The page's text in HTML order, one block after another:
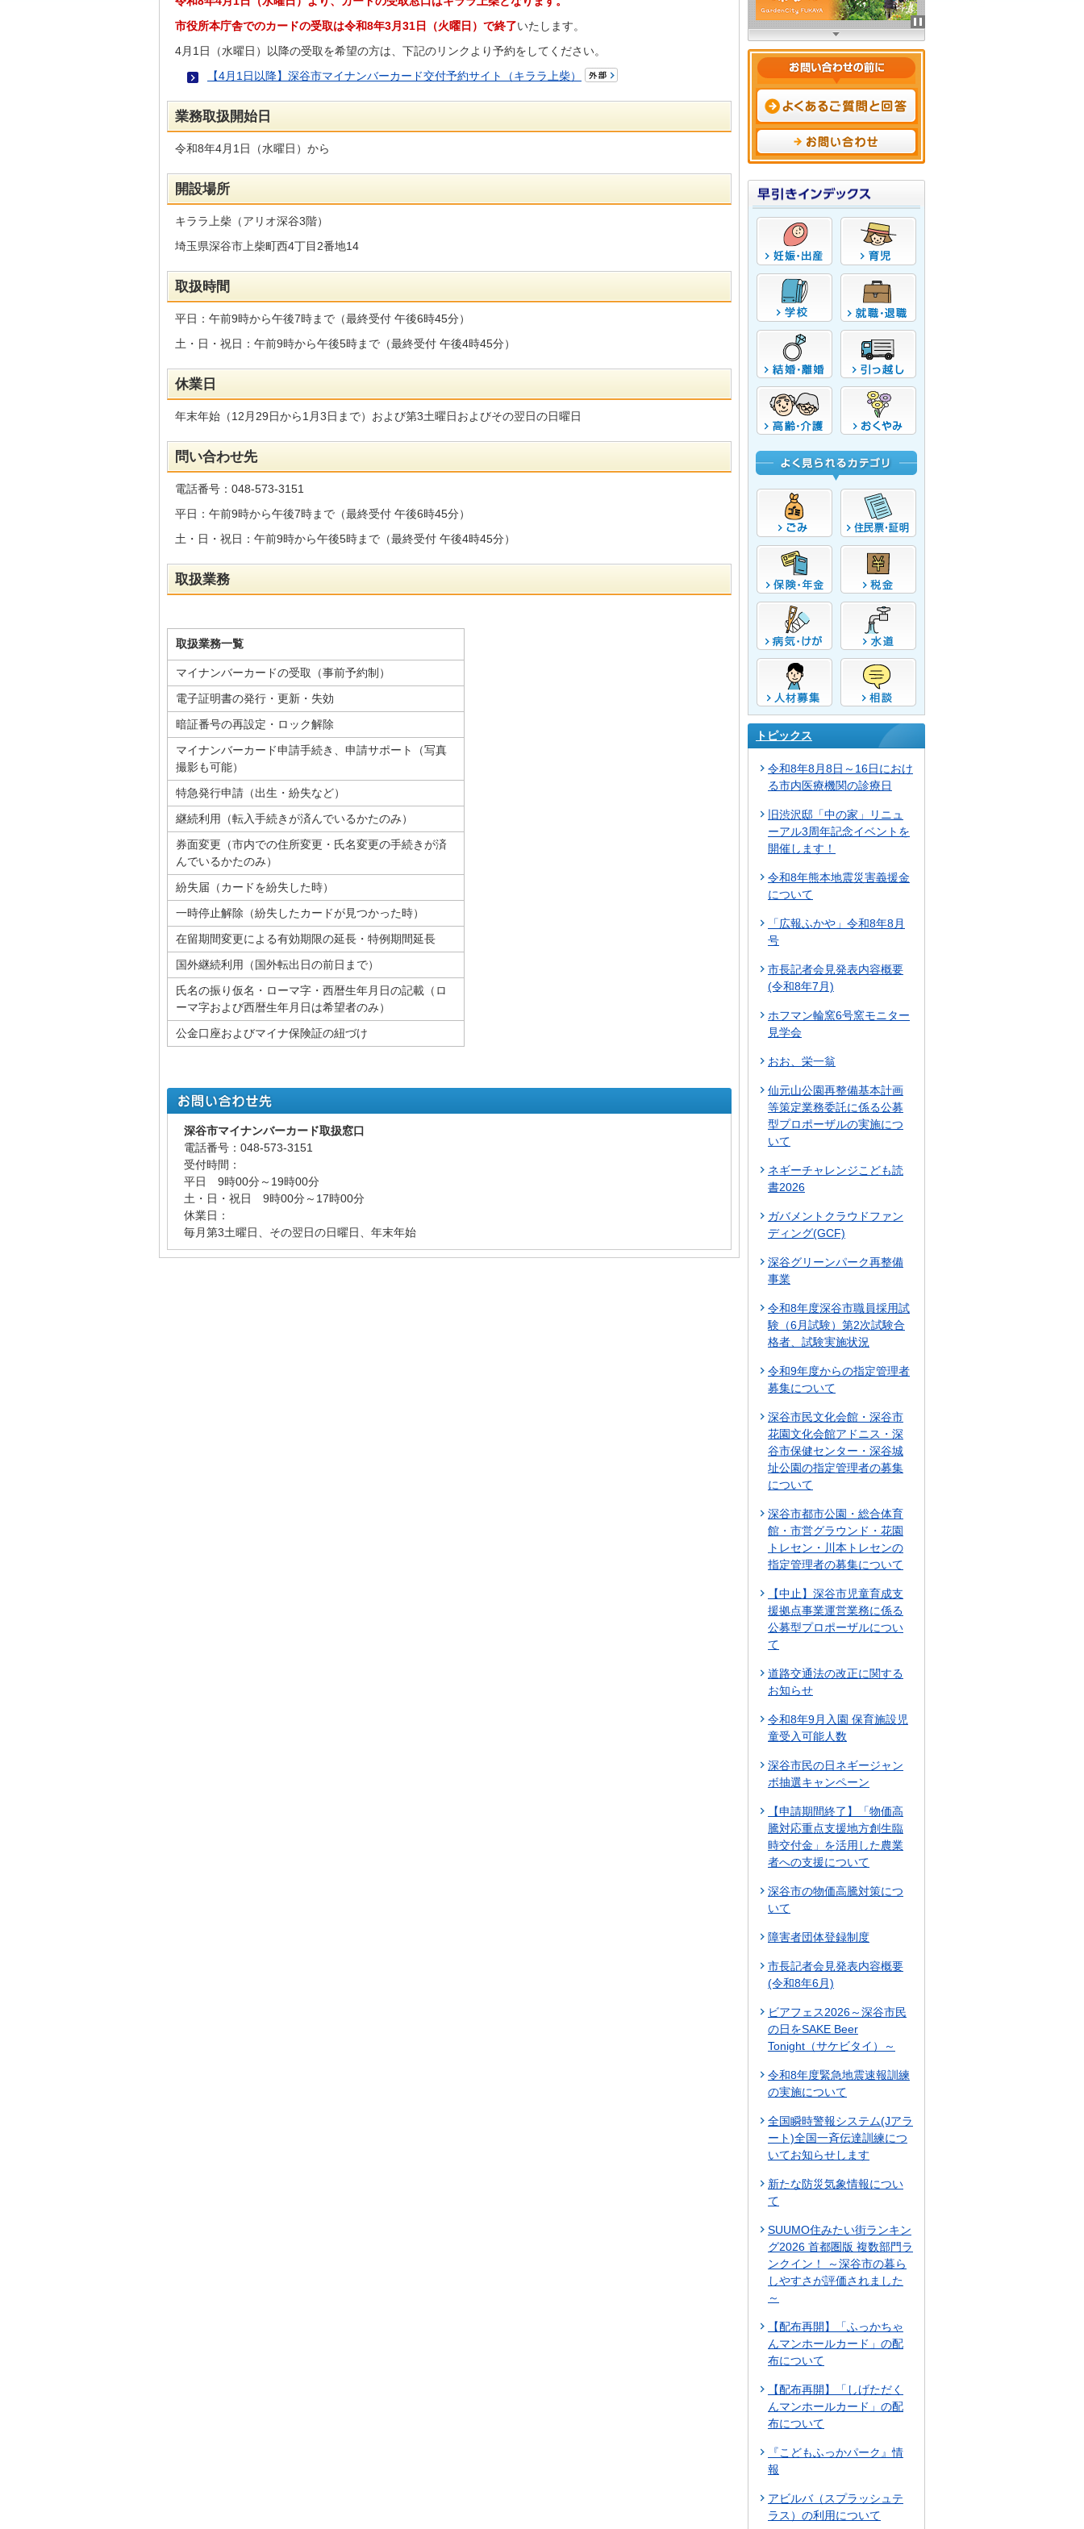
市役所本庁舎でのカードの受取は令和8年3月31日（火曜日）で終了いたします。
4月1日（水曜日）以降の受取を希望の方は、下記のリンクより予約をしてください。
【4月1日以降】深谷市マイナンバーカード交付予約サイト（キララ上柴）
業務取扱開始日
令和8年4月1日（水曜日）から
開設場所
キララ上柴（アリオ深谷3階）
埼玉県深谷市上柴町西4丁目2番地14
取扱時間
平日：午前9時から午後7時まで（最終受付 午後6時45分）
土・日・祝日：午前9時から午後5時まで（最終受付 午後4時45分）
休業日
年末年始（12月29日から1月3日まで）および第3土曜日およびその翌日の日曜日
問い合わせ先
電話番号：048-573-3151
平日：午前9時から午後7時まで（最終受付 午後6時45分）
土・日・祝日：午前9時から午後5時まで（最終受付 午後4時45分）
取扱業務
取扱業務一覧
マイナンバーカードの受取（事前予約制）
電子証明書の発行・更新・失効
暗証番号の再設定・ロック解除
マイナンバーカード申請手続き、申請サポート（写真
撮影も可能）
特急発行申請（出生・紛失など）
継続利用（転入手続きが済んでいるかたのみ）
券面変更（市内での住所変更・氏名変更の手続きが済
んでいるかたのみ）
紛失届（カードを紛失した時）
一時停止解除（紛失したカードが見つかった時）
在留期間変更による有効期限の延長・特例期間延長
国外継続利用（国外転出日の前日まで）
氏名の振り仮名・ローマ字・西暦生年月日の記載（ロ
ーマ字および西暦生年月日は希望者のみ）
公金口座およびマイナ保険証の紐づけ
深谷市マイナンバーカード取扱窓口
電話番号：048-573-3151
受付時間：
平日 9時00分～19時00分
土・日・祝日 9時00分～17時00分
休業日：
毎月第3土曜日、その翌日の日曜日、年末年始
トピックス
令和8年8月8日～16日におけ
る市内医療機関の診療日
旧渋沢邸「中の家」リニュ
ーアル3周年記念イベントを
開催します！
令和8年熊本地震災害義援金
について
「広報ふかや」令和8年8月
号
市長記者会見発表内容概要
(令和8年7月)
ホフマン輪窯6号窯モニター
見学会
おお、栄一翁
仙元山公園再整備基本計画
等策定業務委託に係る公募
型プロポーザルの実施につ
いて
ネギーチャレンジこども読
書2026
ガバメントクラウドファン
ディング(GCF)
深谷グリーンパーク再整備
事業
令和8年度深谷市職員採用試
験（6月試験）第2次試験合
格者、試験実施状況
令和9年度からの指定管理者
募集について
深谷市民文化会館・深谷市
花園文化会館アドニス・深
谷市保健センター・深谷城
址公園の指定管理者の募集
について
深谷市都市公園・総合体育
館・市営グラウンド・花園
トレセン・川本トレセンの
指定管理者の募集について
【中止】深谷市児童育成支
援拠点事業運営業務に係る
公募型プロポーザルについ
て
道路交通法の改正に関する
お知らせ
令和8年9月入園 保育施設児
童受入可能人数
深谷市民の日ネギージャン
ボ抽選キャンペーン
【申請期間終了】「物価高
騰対応重点支援地方創生臨
時交付金」を活用した農業
者への支援について
深谷市の物価高騰対策につ
いて
障害者団体登録制度
市長記者会見発表内容概要
(令和8年6月)
ビアフェス2026～深谷市民
の日をSAKE Beer
Tonight（サケビタイ）～
令和8年度緊急地震速報訓練
の実施について
全国瞬時警報システム(Jアラ
ート)全国一斉伝達訓練につ
いてお知らせします
新たな防災気象情報につい
て
SUUMO住みたい街ランキン
グ2026 首都圏版 複数部門ラ
ンクイン！ ～深谷市の暮ら
しやすさが評価されました
～
【配布再開】「ふっかちゃ
んマンホールカード」の配
布について
【配布再開】「しげただく
んマンホールカード」の配
布について
『こどもふっかパーク』情
報
アビルバ（スプラッシュテ
ラス）の利用について